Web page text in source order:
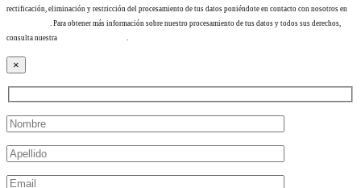
rectificación, eliminación y restricción del procesamiento de tus datos poniéndote en contacto con nosotros en
. Para obtener más información sobre nuestro procesamiento de tus datos y todos sus derechos,
consulta nuestra
.
×